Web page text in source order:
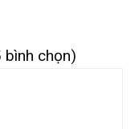
chọn)